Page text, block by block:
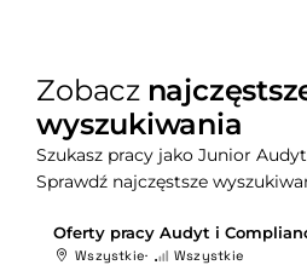
Zobacz
wyszukiwania
Szukasz pracy jako Junior
Sprawdź najczęstsze
Oferty pracy Audyt i
Wszystkie
Wszystkie